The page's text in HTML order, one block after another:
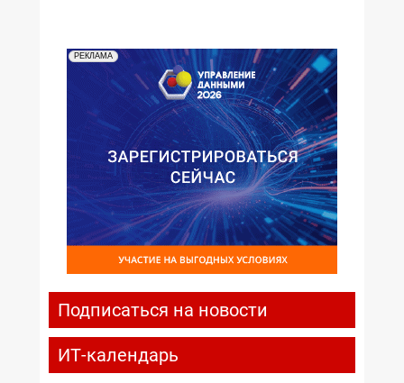
РЕКЛАМА
Подписаться на новости
ИТ-календарь